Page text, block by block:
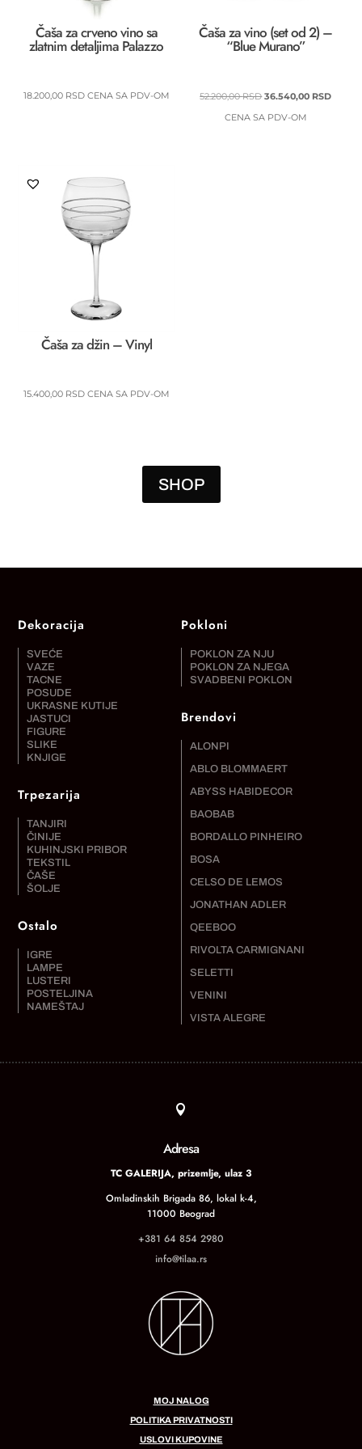
Čaša za crveno vino sa
zlatnim detaljima Palazzo
18.200,00 RSD CENA SA PDV-OM
Čaša za vino (set od 2) –
“Blue Murano”
52.200,00RSDORIGINALNA
CENA
36.540,00 RSD
CENA SA PDV-OM
Čaša za džin – Vinyl
15.400,00 RSD CENA SA PDV-OM
SHOP
Dekoracija
SVEĆE
VAZE
TACNE
POSUDE
UKRASNE KUTIJE
JASTUCI
FIGURE
SLIKE
KNJIGE
Trpezarija
TANJIRI
ČINIJE
KUHINJSKI PRIBOR
TEKSTIL
ČAŠE
ŠOLJE
Ostalo
IGRE
LAMPE
LUSTERI
POSTELJINA
NAMEŠTAJ
Pokloni
POKLON ZA NJU
POKLON ZA NJEGA
SVADBENI POKLON
Brendovi
ALONPI
ABLO BLOMMAERT
ABYSS HABIDECOR
BAOBAB
BORDALLO PINHEIRO
BOSA
CELSO DE LEMOS
JONATHAN ADLER
QEEBOO
RIVOLTA CARMIGNANI
SELETTI
VENINI
VISTA ALEGRE

Adresa
TC GALERIJA, prizemlje, ulaz 3
Omladinskih Brigada 86, lokal k-4,
11000 Beograd
+381 64 854 2980
info@tilaa.rs
MOJ NALOG
POLITIKA PRIVATNOSTI
USLOVI KUPOVINE